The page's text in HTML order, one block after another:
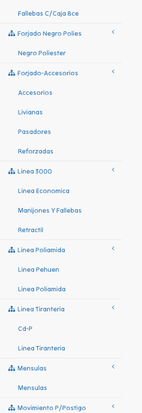
Fallebas C/caja Bce
Forjado Negro Polies
Negro Poliester
Forjado-Accesorios
Accesorios
Livianas
Pasadores
Reforzadas
Linea 3000
Linea Economica
Manijones Y Fallebas
Retractil
Linea Poliamida
Linea Pehuen
Linea Poliamida
Linea Tiranteria
Cd-P
Linea Tiranteria
Mensulas
Mensulas
Movimiento P/postigo